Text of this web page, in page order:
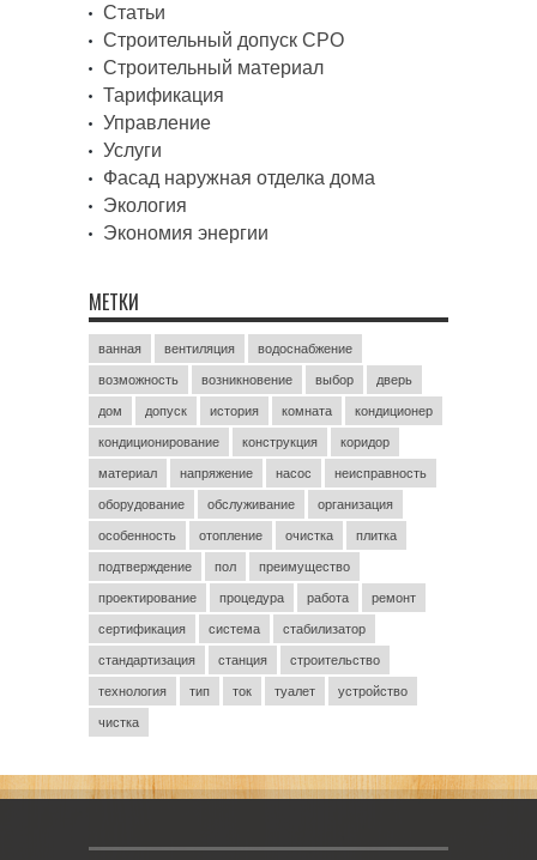
Статьи
Строительный допуск СРО
Строительный материал
Тарификация
Управление
Услуги
Фасад наружная отделка дома
Экология
Экономия энергии
МЕТКИ
ванная вентиляция водоснабжение
возможность возникновение выбор дверь
дом допуск история комната кондиционер
кондиционирование конструкция коридор
материал напряжение насос неисправность
оборудование обслуживание организация
особенность отопление очистка плитка
подтверждение пол преимущество
проектирование процедура работа ремонт
сертификация система стабилизатор
стандартизация станция строительство
технология тип ток туалет устройство
чистка